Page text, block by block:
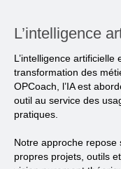
L’intelligence
L’intelligence artificielle
transformation des
OPCoach, l’IA est
outil au service des
pratiques.
Notre approche repose
propres projets, outils